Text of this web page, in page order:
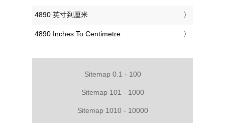
‎4890 英寸到厘米
‎4890 Inches To Centimetre
Sitemap 0.1 - 100
Sitemap 101 - 1000
Sitemap 1010 - 10000